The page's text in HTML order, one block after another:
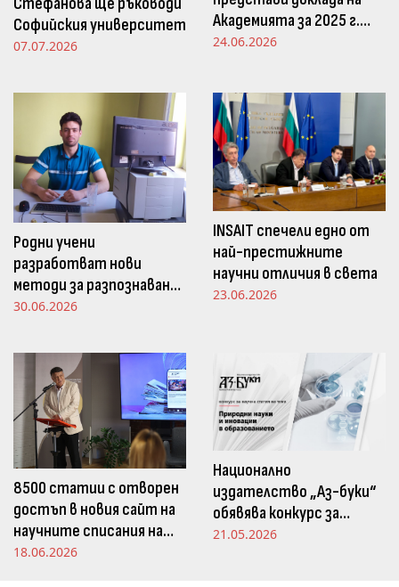
Софийския университет
07.07.2026
Академията за 2025 г.
пред Просветната
24.06.2026
Родни учени
разработват нови
методи за разпознаване
и следене на емоциите
погледа
30.06.2026
INSAIT спечели едно от
най-престижните
научни отличия в света
23.06.2026
8500 статии с отворен
достъп в новия сайт на
научните списания на
Издателство „Аз-буки“
18.06.2026
Национално
издателство „Аз-буки“
обявява конкурс за
научна статия на тема
21.05.2026